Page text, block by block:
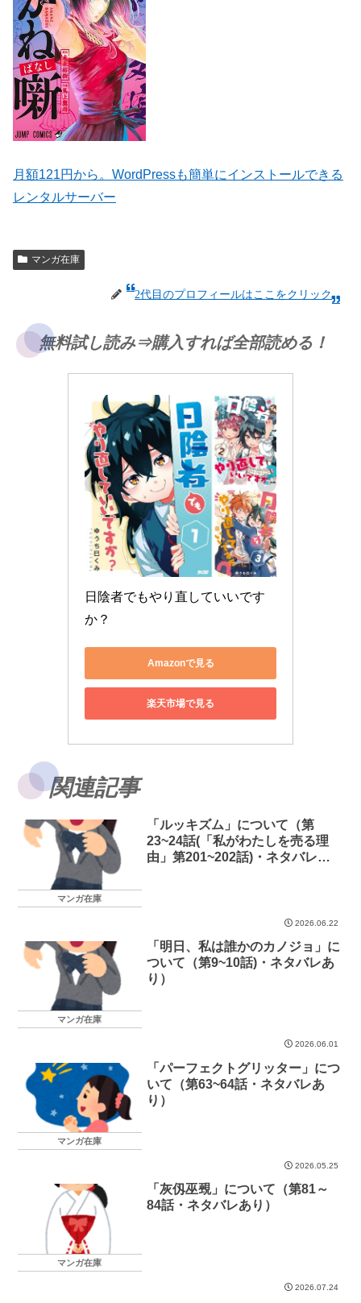
月額121円から。WordPressも簡単にインストールできる
レンタルサーバー
マンガ在庫
2代目のプロフィールはここをクリック
無料試し読み⇒購入すれば全部読める！
日陰者でもやり直していいです
か？
Amazonで見る
楽天市場で見る
関連記事
マンガ在庫
「ルッキズム」について（第
23~24話(「私がわたしを売る理
由」第201~202話)・ネタバレあ
2026.06.22
マンガ在庫
「明日、私は誰かのカノジョ」に
ついて（第9~10話)・ネタバレあ
り）
2026.06.01
マンガ在庫
「パーフェクトグリッター」につ
いて（第63~64話・ネタバレあ
り）
2026.05.25
マンガ在庫
「灰仭巫覡」について（第81～
84話・ネタバレあり）
2026.07.24